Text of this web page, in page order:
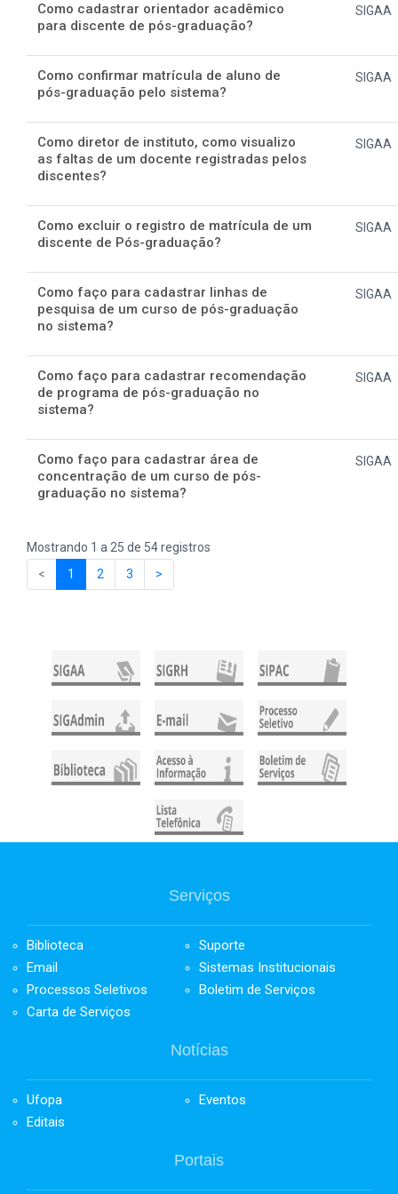
Como cadastrar orientador acadêmico
para discente de pós-graduação?
SIGAA
Como confirmar matrícula de aluno de
pós-graduação pelo sistema?
SIGAA
Como diretor de instituto, como visualizo
as faltas de um docente registradas pelos
discentes?
SIGAA
Como excluir o registro de matrícula de um
discente de Pós-graduação?
SIGAA
Como faço para cadastrar linhas de
pesquisa de um curso de pós-graduação
no sistema?
SIGAA
Como faço para cadastrar recomendação
de programa de pós-graduação no
sistema?
SIGAA
Como faço para cadastrar área de
concentração de um curso de pós-
graduação no sistema?
SIGAA
Mostrando 1 a 25 de 54 registros
<
1 2 3 >
Serviços
Biblioteca
Suporte
Email
Sistemas Institucionais
Processos Seletivos
Boletim de Serviços
Carta de Serviços
Notícias
Ufopa
Eventos
Editais
Portais